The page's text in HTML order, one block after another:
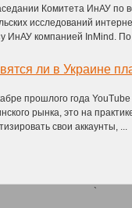
Комитета ИнАУ по
исследований
ИнАУ компанией InMind. По
ли в Украине
прошлого года
рынка, это на
свои аккаунты, ...
`